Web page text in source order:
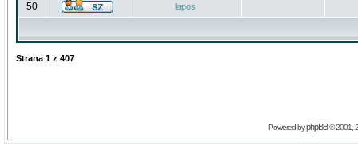
50 lapos
Strana 1 z 407
Powered byphpBB© 2001,